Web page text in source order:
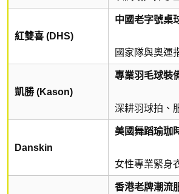
紅雙喜 (DHS)
中國老字號桌
國家隊與奧運
凱勝 (Kason)
專業羽毛球裝
深耕羽球拍、
Danskin
美國舞蹈瑜珈
女性專業緊身
香港老牌潮流